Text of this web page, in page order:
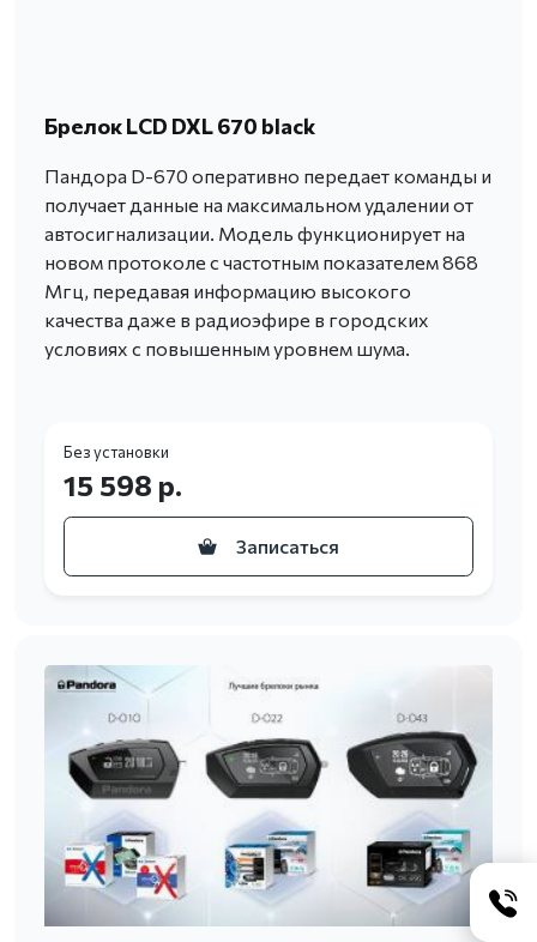
Брелок LCD DXL 670 black
Пандора D-670 оперативно передает команды и
получает данные на максимальном удалении от
автосигнализации. Модель функционирует на
новом протоколе с частотным показателем 868
Мгц, передавая информацию высокого
качества даже в радиоэфире в городских
условиях с повышенным уровнем шума.
Без установки
15 598 р.
Записаться